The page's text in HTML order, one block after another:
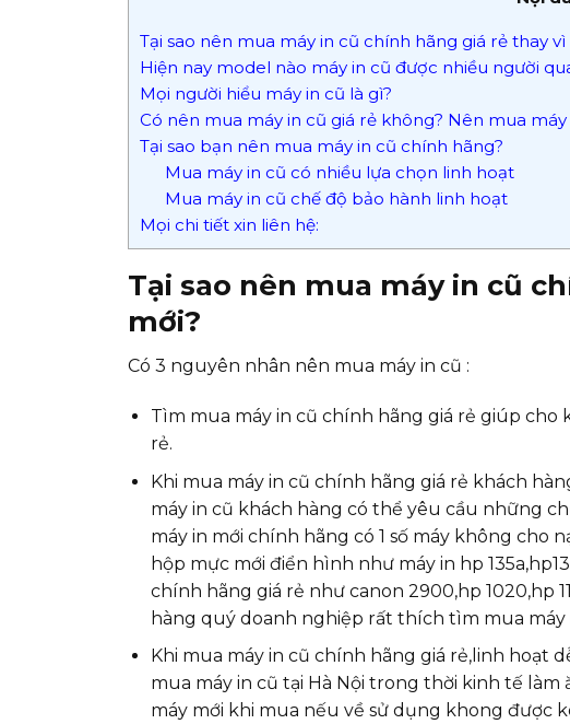
Tại sao nên mua máy in cũ chính hãng giá rẻ thay vì
Hiện nay model nào máy in cũ được nhiều người
Mọi người hiểu máy in cũ là gì?
Có nên mua máy in cũ giá rẻ không? Nên mua
Tại sao bạn nên mua máy in cũ chính hãng?
Mua máy in cũ có nhiều lựa chọn linh hoạt
Mua máy in cũ chế độ bảo hành linh hoạt
Mọi chi tiết xin liên hệ:
Tại sao nên mua máy in cũ
mới?
Có 3 nguyên nhân nên mua máy in cũ :
Tìm mua máy in cũ chính hãng giá rẻ giúp cho
rẻ.
Khi mua máy in cũ chính hãng giá rẻ khách
máy in cũ khách hàng có thể yêu cầu những
máy in mới chính hãng có 1 số máy không cho
hộp mực mới điển hình như máy in hp
chính hãng giá rẻ như canon 2900,hp 1020,hp
hàng quý doanh nghiệp rất thích tìm mua máy
Khi mua máy in cũ chính hãng giá rẻ,linh hoạt
mua máy in cũ tại Hà Nội trong thời kinh tế làm
máy mới khi mua nếu về sử dụng khong được